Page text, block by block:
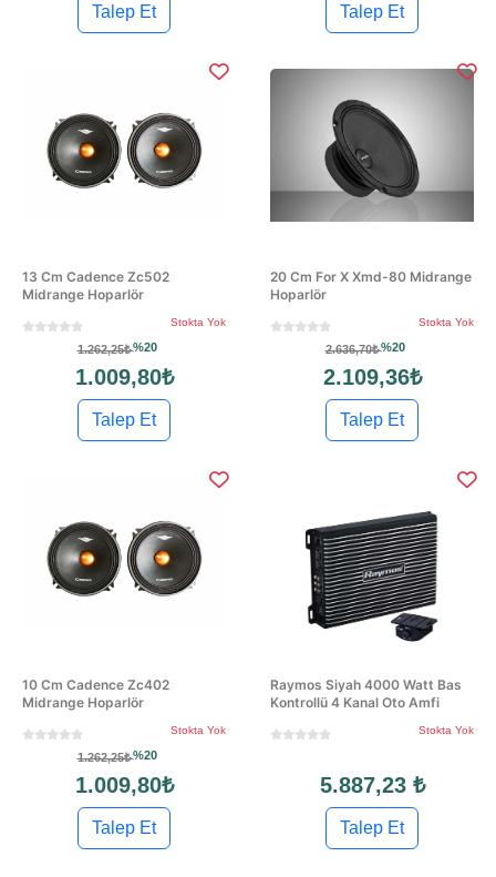
Talep Et Talep Et
13 Cm Cadence Zc502
Midrange Hoparlör
Stokta Yok
1.262,25₺%20
1.009,80₺
Talep Et
20 Cm For X Xmd-80 Midrange
Hoparlör
Stokta Yok
2.636,70₺%20
2.109,36₺
Talep Et
10 Cm Cadence Zc402
Midrange Hoparlör
Stokta Yok
1.262,25₺%20
1.009,80₺
Talep Et
Raymos Siyah 4000 Watt Bas
Kontrollü 4 Kanal Oto Amfi
Stokta Yok
5.887,23 ₺
Talep Et